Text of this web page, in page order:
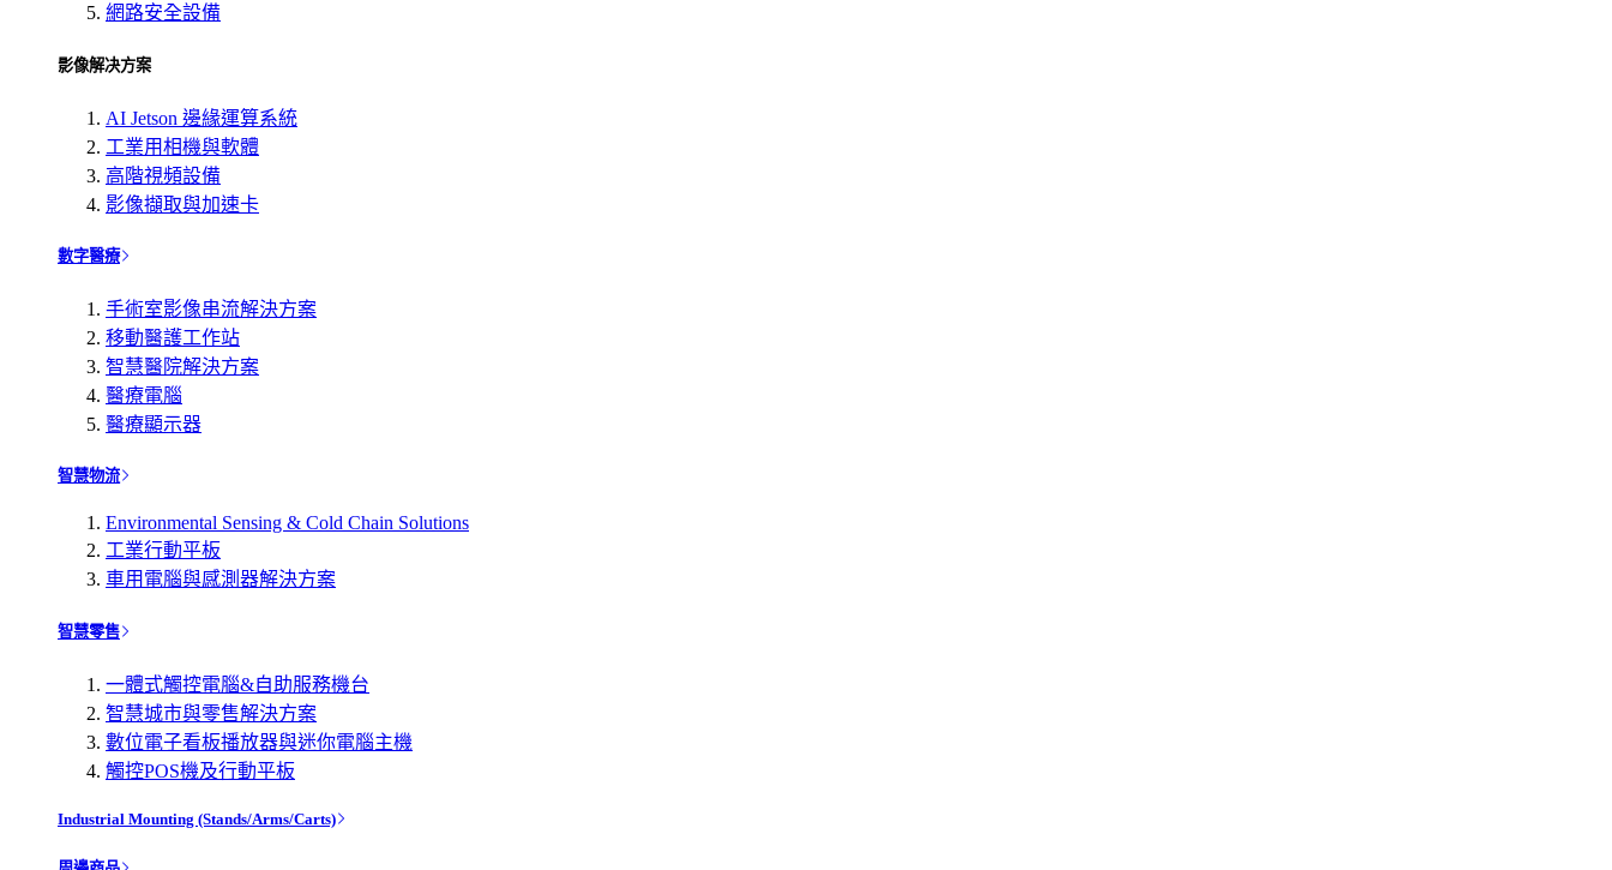
網路安全設備
影像解决方案
AI Jetson 邊緣運算系統
工業用相機與軟體
高階視頻設備
影像擷取與加速卡
數字醫療
手術室影像串流解決方案
移動醫護工作站
智慧醫院解決方案
醫療電腦
醫療顯示器
智慧物流
Environmental Sensing & Cold Chain Solutions
工業行動平板
車用電腦與感測器解決方案
智慧零售
一體式觸控電腦&自助服務機台
智慧城市與零售解決方案
數位電子看板播放器與迷你電腦主機
觸控POS機及行動平板
Industrial Mounting (Stands/Arms/Carts)